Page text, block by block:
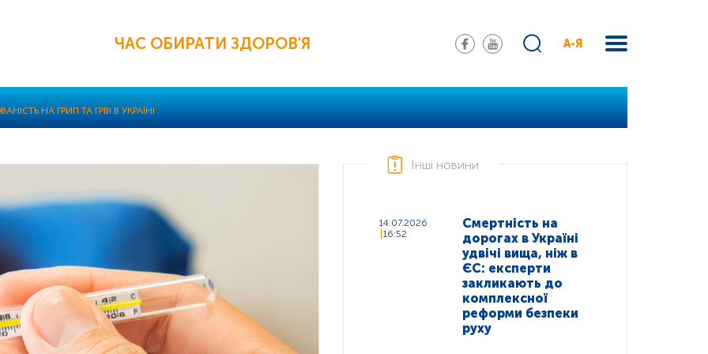
ЧАС ОБИРАТИ ЗДОРОВ'Я А-Я
НА ГРИП ТА ГРВІ В УКРАЇНІ
Інші новини
14.07.2026
16:52
Смертність на
дорогах в Україні
удвічі вища, ніж в
ЄС: експерти
закликають до
комплексної
реформи безпеки
руху